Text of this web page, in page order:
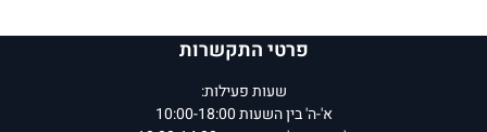
פרטי התקשרות
שעות פעילות:
א'-ה' בין השעות 10:00-18:00